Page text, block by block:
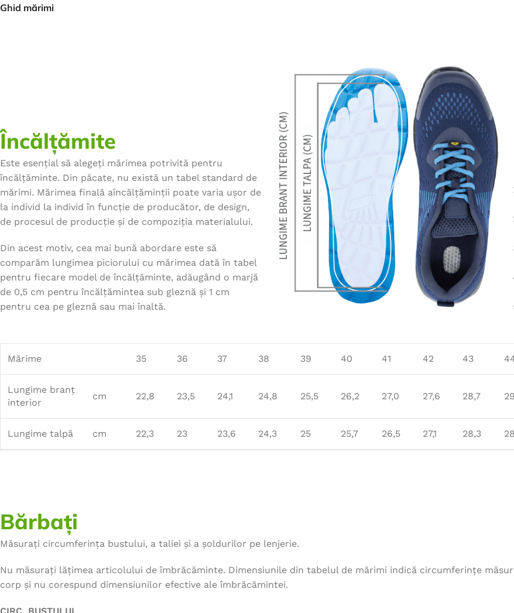
Ghid mărimi
Încălțămite
Este esențial să alegeți mărimea potrivită pentru
încălțăminte. Din păcate, nu există un tabel standard de
mărimi. Mărimea finală aîncălțăminții poate varia ușor de
la individ la individ în funcție de producător, de design,
de procesul de producție și de compoziția materialului.
Din acest motiv, cea mai bună abordare este să
comparăm lungimea piciorului cu mărimea dată în tabel
pentru fiecare model de încălțăminte, adăugând o marjă
de 0,5 cm pentru încălțămintea sub gleznă și 1 cm
pentru cea pe gleznă sau mai înaltă.
Mărime 35 36 37 38 39 40 41 42 43
Lungime branț
interior
cm 22,8 23,5 24,1 24,8 25,5 26,2 27,0 27,6 28,7
Lungime talpă cm 22,3 23 23,6 24,3 25 25,7 26,5 27,1 28,3
Bărbați
Măsurați circumferința bustului, a taliei și a șoldurilor pe lenjerie.
Nu măsurați lățimea articolului de îmbrăcăminte. Dimensiunile din tabelul de mărimi indică circumferințe
corp și nu corespund dimensiunilor efective ale îmbrăcămintei.